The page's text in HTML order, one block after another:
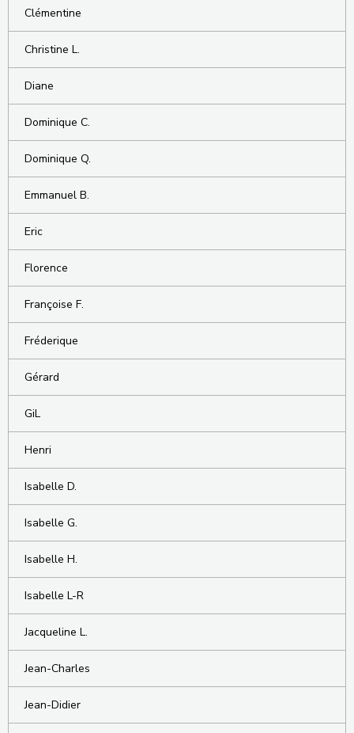
Clémentine
Christine L.
Diane
Dominique C.
Dominique Q.
Emmanuel B.
Eric
Florence
Françoise F.
Fréderique
Gérard
GiL
Henri
Isabelle D.
Isabelle G.
Isabelle H.
Isabelle L-R
Jacqueline L.
Jean-Charles
Jean-Didier